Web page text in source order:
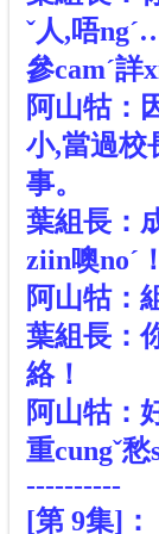
ˇ人,唔
參camˊ詳
阿山牯：
小,當過校
事。
葉組長：
ziin噢noˊ！
阿山牯：
葉組長：
絡！
阿山牯：
重cungˇ愁
----------
[第 9集] ：